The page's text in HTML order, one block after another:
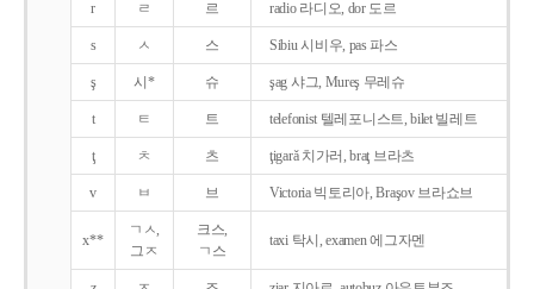
r ㄹ 르 radio 라디오, dor 도르
s ㅅ 스 Sibiu 시비우, pas 파스
ş 시* 슈 şag 샤그, Mureş 무레슈
t ㅌ 트 telefonist 텔레포니스트, bilet 빌레트
ţ ㅊ 츠 ţigarǎ 치가러, braţ 브라츠
v ㅂ 브 Victoria 빅토리아, Braşov 브라쇼브
x**
ㄱㅅ,
그ㅈ
크스,
ㄱ스
taxi 탁시, examen 에그자멘